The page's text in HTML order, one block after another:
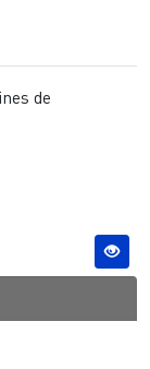
de